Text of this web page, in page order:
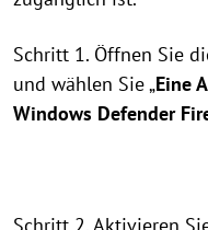
Schritt 1. Öffnen Sie
und wählen Sie „Eine
Windows Defender